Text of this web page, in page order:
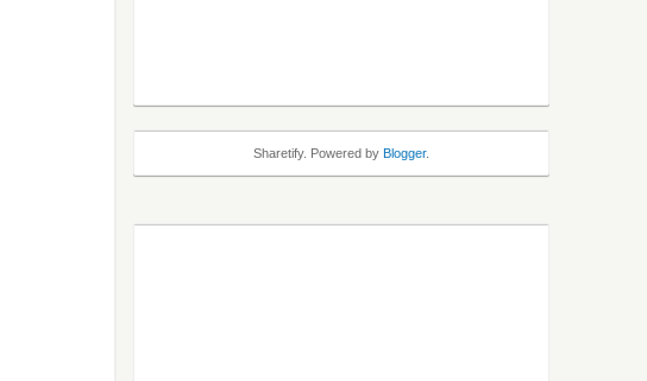
Sharetify. Powered by Blogger.